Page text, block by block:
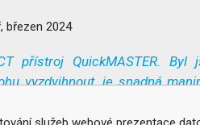
březen 2024
přístroj QuickMASTER.
vyzdvihnout, je snadná